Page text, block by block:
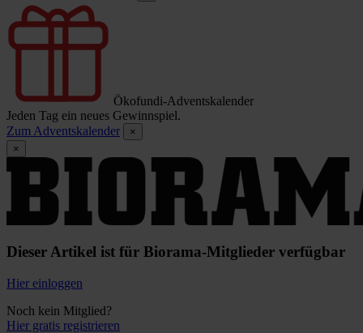
Ökofundi-Adventskalender
Jeden Tag ein neues Gewinnspiel.
Zum Adventskalender
×
×
Dieser Artikel ist für Biorama-Mitglieder verfügbar
Hier einloggen
Noch kein Mitglied?
Hier gratis registrieren